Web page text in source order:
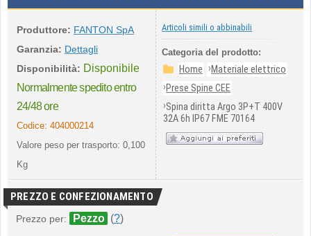
Produttore: FANTON SpA
Garanzia: Dettagli
Disponibilità: Disponibile
Normalmente spedito entro
24/48 ore
Codice: 404000214
Valore peso per trasporto: 0,100
Kg
Articoli simili o abbinabili
Categoria del prodotto:
Home ›Materiale elettrico
›Prese Spine CEE
›Spina diritta Argo 3P+T 400V
32A 6h IP67 FME 70164
PREZZO E CONFEZIONAMENTO
Prezzo per: Pezzo (?)